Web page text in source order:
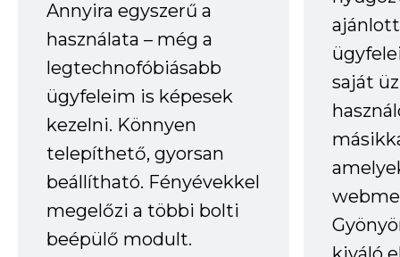
Annyira egyszerű a
használata – még a
legtechnofóbiásabb
ügyfeleim is képesek
kezelni. Könnyen
telepíthető, gyorsan
beállítható. Fényévekkel
megelőzi a többi bolti
beépülő modult.
saját